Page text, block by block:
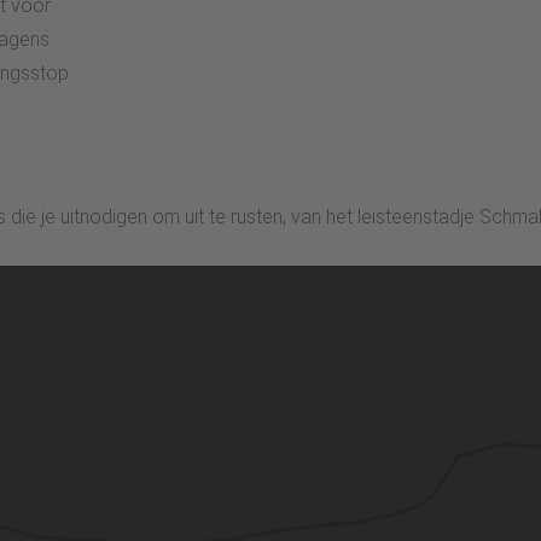
voor
je uitnodigen om uit te rusten, van het leisteenstadje